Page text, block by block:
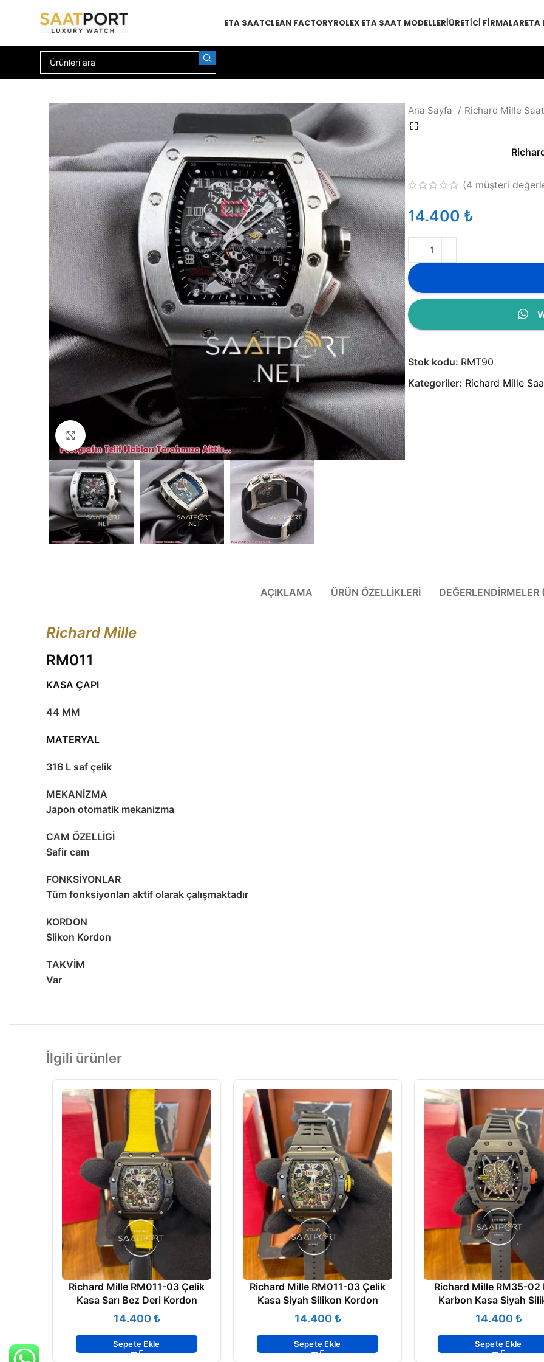
ETA SAATCLEAN FACTORYROLEX ETA SAAT MODELLERIÜRETICI FIRMALARETA
Büyütmek için tıklayın
Ana Sayfa Richard Mille
(4 müşteri
₺
Stok kodu: RMT90
Kategoriler: Richard Mille
AÇIKLAMA ÜRÜN ÖZELLIKLERI DEĞERLENDIRMELER
Richard Mille
RM011
KASA ÇAPI
44 MM
MATERYAL
316 L saf çelik
MEKANİZMA
Japon otomatik mekanizma
CAM ÖZELLİGİ
Safir cam
FONKSİYONLAR
Tüm fonksiyonları aktif olarak çalışmaktadır
KORDON
Slikon Kordon
TAKVİM
Var
İlgili ürünler
Richard Mille RM011-03 Çelik
Kasa Sarı Bez Deri Kordon
₺
Sepete Ekle
Richard Mille RM011-03 Çelik
Kasa Siyah Silikon Kordon
₺
Sepete Ekle
Richard Mille RM35-02
Karbon Kasa Siyah
Kordon ₺
Sepete Ekle